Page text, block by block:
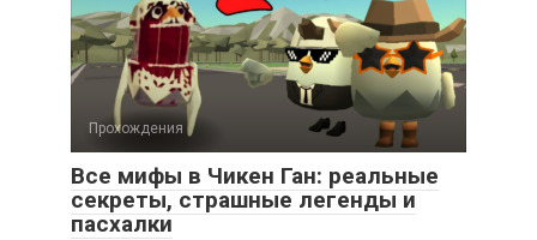
Прохождения
Все мифы в Чикен Ган: реальные
секреты, страшные легенды и
пасхалки